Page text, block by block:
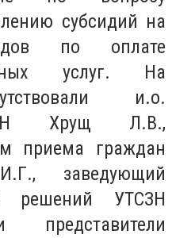
субсидий на
по оплате
услуг. На
и.о.
Хрущ Л.В.,
приема граждан
заведующий
решений УТСЗН